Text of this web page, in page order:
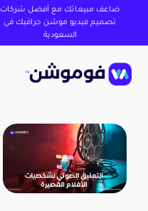
ضاعف مبيعاتك مع أفضل شركات
تصميم فيديو موشن جرافيك في
السعودية